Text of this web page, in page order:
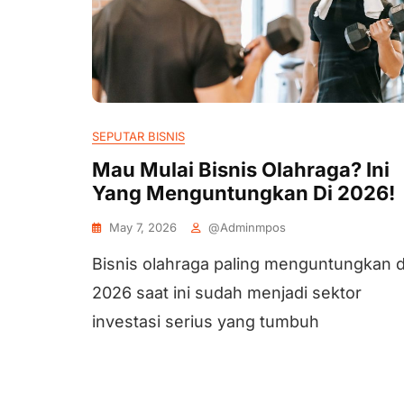
SEPUTAR BISNIS
Mau Mulai Bisnis Olahraga? Ini
Yang Menguntungkan Di 2026!
May 7, 2026 @adminmpos
Bisnis olahraga paling menguntungkan
2026 saat ini sudah menjadi sektor
investasi serius yang tumbuh